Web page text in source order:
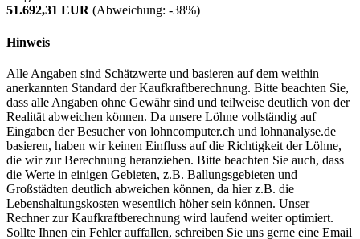
51.692,31 EUR (Abweichung: -38%)
Hinweis
Alle Angaben sind Schätzwerte und basieren auf dem weithin
anerkannten Standard der Kaufkraftberechnung. Bitte beachten Sie,
dass alle Angaben ohne Gewähr sind und teilweise deutlich von der
Realität abweichen können. Da unsere Löhne vollständig auf
Eingaben der Besucher von lohncomputer.ch und lohnanalyse.de
basieren, haben wir keinen Einfluss auf die Richtigkeit der Löhne,
die wir zur Berechnung heranziehen. Bitte beachten Sie auch, dass
die Werte in einigen Gebieten, z.B. Ballungsgebieten und
Großstädten deutlich abweichen können, da hier z.B. die
Lebenshaltungskosten wesentlich höher sein können. Unser
Rechner zur Kaufkraftberechnung wird laufend weiter optimiert.
Sollte Ihnen ein Fehler auffallen, schreiben Sie uns gerne eine Email